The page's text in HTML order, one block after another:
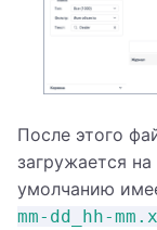
После этого
загружается
умолчанию
mm-dd_hh-